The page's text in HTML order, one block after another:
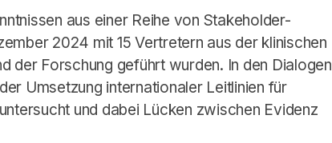
aus einer Reihe von Stakeholder-
2024 mit 15 Vertretern aus der klinischen
der Forschung geführt wurden. In den Dialogen
Umsetzung internationaler Leitlinien für
und dabei Lücken zwischen Evidenz